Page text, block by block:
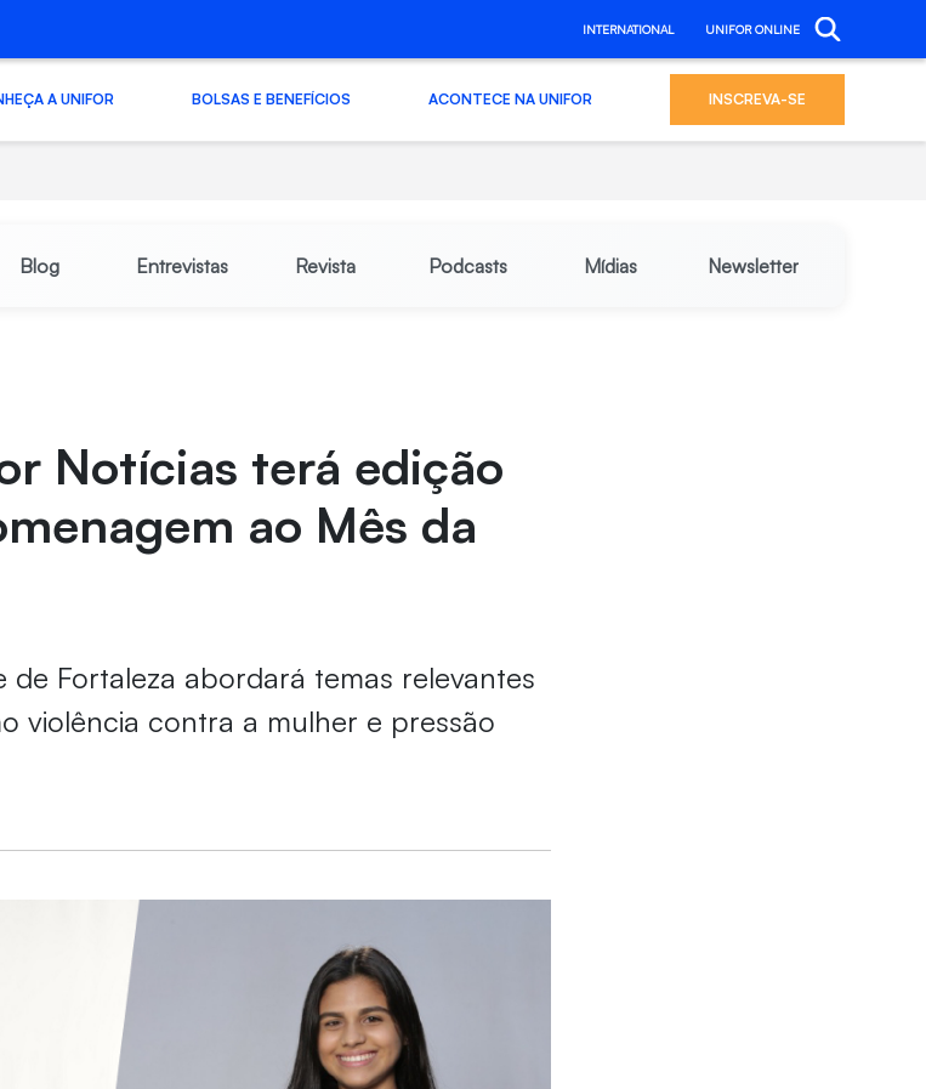
INTERNATIONAL UNIFOR ONLINE
A UNIFOR BOLSAS E BENEFÍCIOS ACONTECE NA UNIFOR INSCREVA-SE
Blog Entrevistas Revista Podcasts Mídias Newsletter
Notícias terá edição
ao Mês da
de Fortaleza abordará temas relevantes
violência contra a mulher e pressão